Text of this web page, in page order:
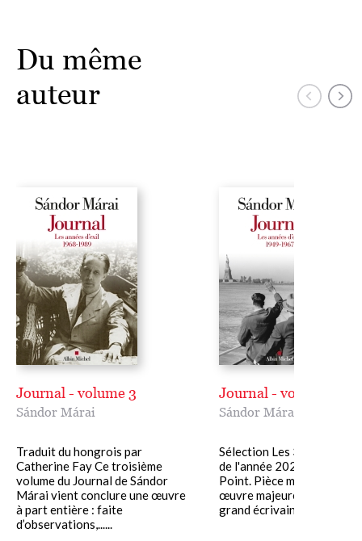
Du même
auteur
Journal - volume 3
Sándor Márai
Traduit du hongrois par
Catherine Fay Ce troisième
volume du Journal de Sándor
Márai vient conclure une œuvre
à part entière : faite
d’observations,......
Journal - volume 2
Sándor Márai
Sélection Les 30 meilleurs
de l'année 2021 du
Point. Pièce maîtresse
œuvre majeure, le Journal
grand écrivain hongrois......